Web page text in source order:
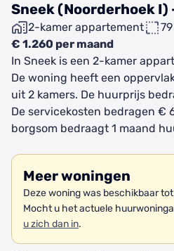
Sneek (Noorderhoek I)
2-kamer appartement
€ 1.260 per maand
In Sneek is een 2-kamer
De woning heeft een
uit 2 kamers. De huurprijs
De servicekosten bedragen €
borgsom bedraagt 1 maand
Meer woningen
Deze woning was beschikbaar
Mocht u het actuele
u zich dan in.